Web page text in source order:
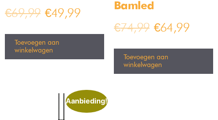
€69,99 €49,99
Toevoegen aan
winkelwagen
Bamled
€74,99 €64,99
Toevoegen aan
winkelwagen
Aanbieding!